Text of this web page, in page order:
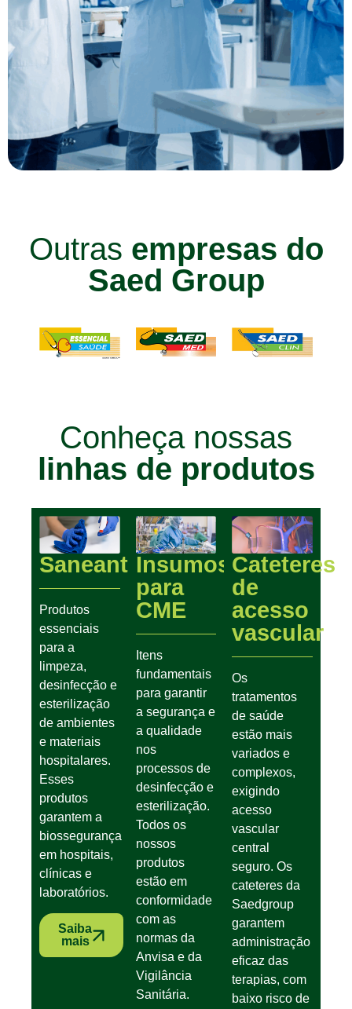
Outras empresas do
Saed Group
Conheça nossas
linhas de produtos
Saneantes
Produtos
essenciais
para a
limpeza,
desinfecção e
esterilização
de ambientes
e materiais
hospitalares.
Esses
produtos
garantem a
biossegurança
em hospitais,
clínicas e
laboratórios.
Saiba
mais
Insumos
para
CME
Itens
fundamentais
para garantir
a segurança e
a qualidade
nos
processos de
desinfecção e
esterilização.
Todos os
nossos
produtos
estão em
conformidade
com as
normas da
Anvisa e da
Vigilância
Sanitária.
Cateteres
de
acesso
vascular
Os
tratamentos
de saúde
estão mais
variados e
complexos,
exigindo
acesso
vascular
central
seguro. Os
cateteres da
Saedgroup
garantem
administração
eficaz das
terapias, com
baixo risco de